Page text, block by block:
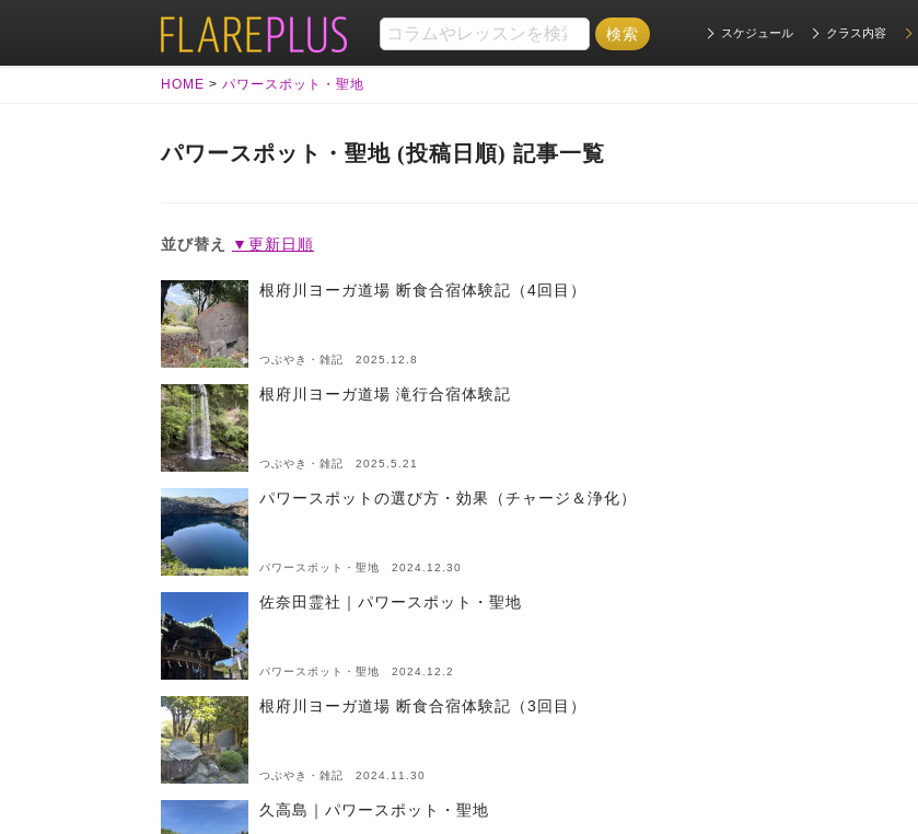
スケジュール クラス内容
HOME > パワースポット・聖地
パワースポット・聖地 (投稿日順) 記事一覧
並び替え ▼更新日順
根府川ヨーガ道場 断食合宿体験記（4回目）
つぶやき・雑記 2025.12.8
根府川ヨーガ道場 滝行合宿体験記
つぶやき・雑記 2025.5.21
パワースポットの選び方・効果（チャージ＆浄化）
パワースポット・聖地 2024.12.30
佐奈田霊社｜パワースポット・聖地
パワースポット・聖地 2024.12.2
根府川ヨーガ道場 断食合宿体験記（3回目）
つぶやき・雑記 2024.11.30
久高島｜パワースポット・聖地